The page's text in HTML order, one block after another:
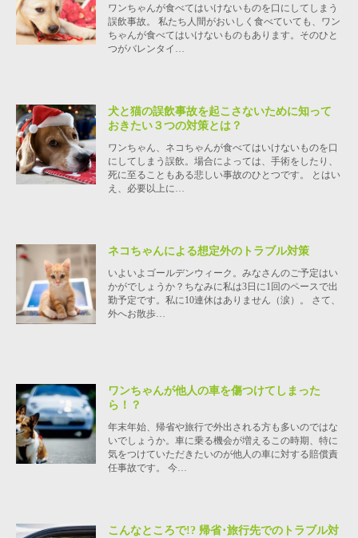
ワンちゃんが食べてはいけないものを口にしてしまう
誤飲事故。 私たち人間がおいしく食べていても、ワン
ちゃんが食べてはいけないものもあります。そのひと
つがバレンタイ…
犬と猫の誤飲事故を起こさないために知って
おきたい３つの対策とは？
ワンちゃん、ネコちゃんが食べてはいけないものを口
にしてしまう誤飲。場合によっては、手術をしたり、
死に至ることもある悲しい事故のひとつです。 とはい
え、必要以上に…
ネコちゃんによる想定外のトラブル対策
いよいよゴールデンウィーク。みなさんのご予定はい
かがでしょうか？ちなみに私は3日に1回のペースで出
勤予定です。私に10連休はありません（涙）。 さて、
外へお散歩…
ワンちゃんが他人の車を傷つけてしまった
ら！？
年末年始、帰省や旅行で外出される方も多いのではな
いでしょうか。車に乗る機会が増えるこの時期、特に
気をつけていただきたいのが他人の車に対する賠償責
任事故です。 今…
こんなところで!? 帰省･旅行先でのトラブル対